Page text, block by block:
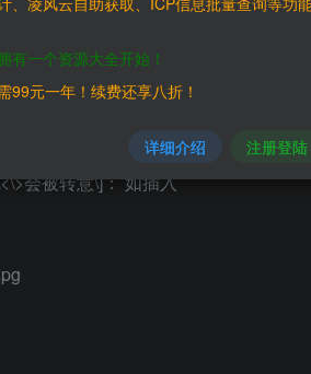
会被转意\]： 如插入
有一个资源大全开始！
99元一年！续费还享八折！
详细介绍 注册登陆